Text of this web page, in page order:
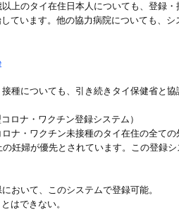
上のタイ在住日本人についても、登録
ています。他の協力病院についても、
種についても、引き続きタイ保健省と協
ロナ・ワクチン登録システム）
ナ・ワクチン未接種のタイ在住の全て
妊婦が優先とされています。この登録
おいて、このシステムで登録可能。
はできない。